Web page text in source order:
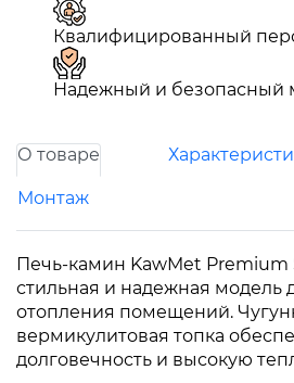
Квалифицированный
Надежный и безопасный
О товаре
Монтаж
Печь-камин KawMet Premium
стильная и надежная модель
отопления помещений.
вермикулитовая топка
долговечность и высокую